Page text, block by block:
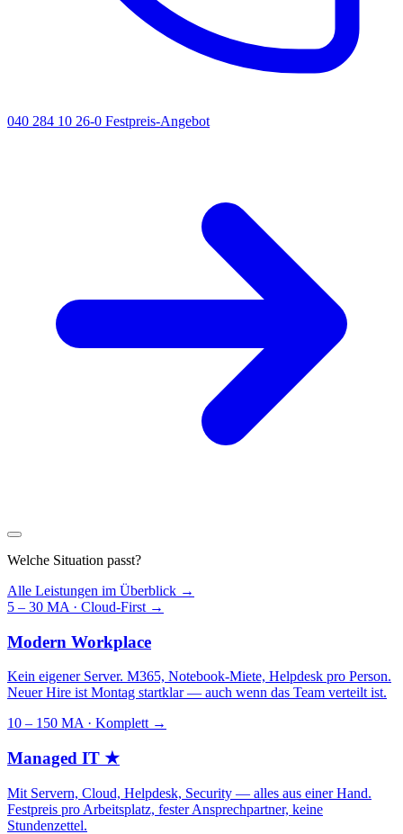
040 284 10 26-0 Festpreis-Angebot
Welche Situation passt?
Alle Leistungen im Überblick →
5 – 30 MA · Cloud-First →
Modern Workplace
Kein eigener Server. M365, Notebook-Miete, Helpdesk pro Person.
Neuer Hire ist Montag startklar — auch wenn das Team verteilt ist.
10 – 150 MA · Komplett →
Managed IT ★
Mit Servern, Cloud, Helpdesk, Security — alles aus einer Hand.
Festpreis pro Arbeitsplatz, fester Ansprechpartner, keine
Stundenzettel.